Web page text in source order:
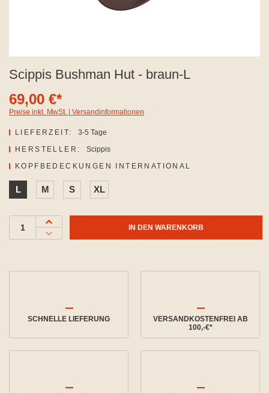
Scippis Bushman Hut - braun-L
69,00 €*
Preise inkl. MwSt. | Versandinformationen
LIEFERZEIT:
3-5 Tage
HERSTELLER:
Scippis
KOPFBEDECKUNGEN INTERNATIONAL
L M S XL
IN DEN WARENKORB
SCHNELLE LIEFERUNG
VERSANDKOSTENFREI AB
100,-€*